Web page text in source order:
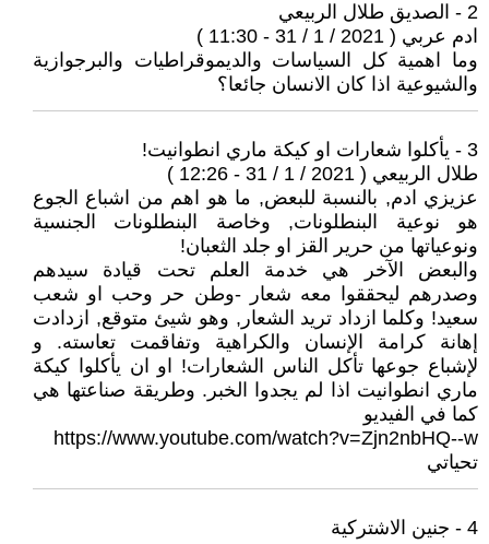
2 - الصديق طلال الربيعي
ادم عربي ( 2021 / 1 / 31 - 11:30 )
وما اهمية كل السياسات والديموقراطيات والبرجوازية
والشيوعية اذا كان الانسان جائعا؟
3 - يأكلوا شعارات او كيكة ماري انطوانيت!
طلال الربيعي ( 2021 / 1 / 31 - 12:26 )
عزيزي ادم, بالنسبة للبعض, ما هو اهم من اشباع الجوع
هو نوعية البنطلونات, وخاصة البنطلونات الجنسية
ونوعياتها من حرير القز او جلد الثعبان!
والبعض الآخر هي خدمة العلم تحت قيادة سيدهم
وصدرهم ليحققوا معه شعار -وطن حر وحب او شعب
سعيد! وكلما ازداد تريد الشعار, وهو شيئ متوقع, ازدادت
إهانة كرامة الإنسان والكراهية وتفاقمت تعاسته. و
لإشباع جوعها تأكل الناس الشعارات! او ان يأكلوا كيكة
ماري انطوانيت اذا لم يجدوا الخبر. وطريقة صناعتها هي
كما في الفيديو
https://www.youtube.com/watch?v=Zjn2nbHQ--w
تحياتي
4 - جنين الاشتركية